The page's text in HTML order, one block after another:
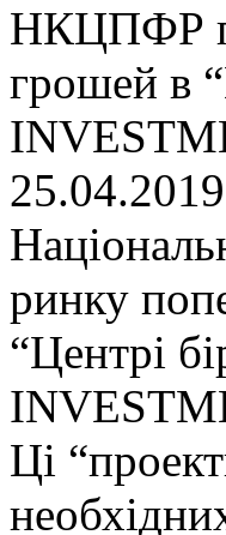
НКЦПФР
грошей в
25.04.2019
ринку
“Центрі
Ці